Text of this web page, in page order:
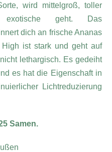
wird mittelgroß, toller
geht. Das
dich an frische Ananas
ist stark und geht auf
lethargisch. Es gedeiht
es hat die Eigenschaft in
Lichtreduzierung
Samen.